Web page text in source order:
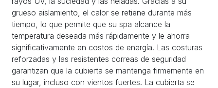
grueso aislamiento, el calor se retiene durante más
tiempo, lo que permite que su spa alcance la
temperatura deseada más rápidamente y le ahorra
significativamente en costos de energía. Las costuras
reforzadas y las resistentes correas de seguridad
garantizan que la cubierta se mantenga firmemente en
su lugar, incluso con vientos fuertes. La cubierta se